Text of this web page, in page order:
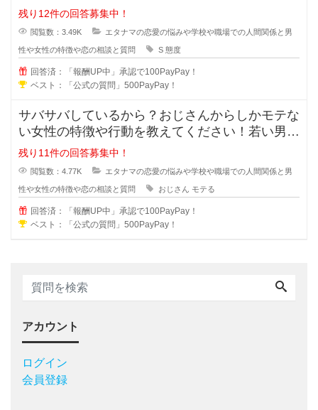
考えで好きな人への態度が出るでし
残り12件の回答募集中！
閲覧数：3.49K エタナマの恋愛の悩みや学校や職場での人間関係と男
性や女性の特徴や恋の相談と質問 S 態度
回答済：「報酬UP中」承認で100PayPay！
ベスト：「公式の質問」500PayPay！
サバサバしているから？おじさんからしかモテな
い女性の特徴や行動を教えてください！若い男性
にはモテないいけど何故だかおじさ
残り11件の回答募集中！
閲覧数：4.77K エタナマの恋愛の悩みや学校や職場での人間関係と男
性や女性の特徴や恋の相談と質問 おじさん モテる
回答済：「報酬UP中」承認で100PayPay！
ベスト：「公式の質問」500PayPay！
アカウント
ログイン
会員登録